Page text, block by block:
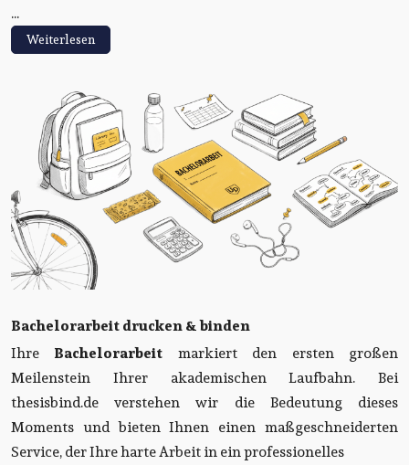
...
Weiterlesen
Bachelorarbeit drucken & binden
Ihre Bachelorarbeit markiert den ersten großen
Meilenstein Ihrer akademischen Laufbahn. Bei
thesisbind.de verstehen wir die Bedeutung dieses
Moments und bieten Ihnen einen maßgeschneiderten
Service, der Ihre harte Arbeit in ein professionelles